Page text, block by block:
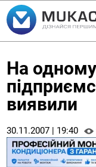
На
виявили
30.11.2007 | 19:40